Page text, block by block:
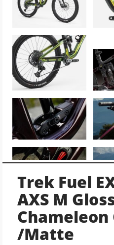
Trek Fuel
AXS M
Chameleon
/Matte